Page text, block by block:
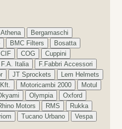
Athena
Bergamaschi
BMC Filters
Bosatta
CIF COG
Cuppini
F.A. Italia
F.Fabbri Accessori
JT Sprockets
Lem Helmets
Motoricambi 2000
Motul
Olympia
Oxford
Motors RMS
Rukka
Tucano Urbano Vespa